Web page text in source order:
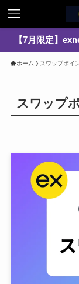
【7月限定】
ホーム スワップポイ
スワップ